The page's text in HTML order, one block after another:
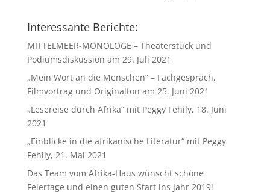
Interessante Berichte:
MITTELMEER-MONOLOGE – Theaterstück und
Podiumsdiskussion am 29. Juli 2021
„Mein Wort an die Menschen“ – Fachgespräch,
Filmvortrag und Originalton am 25. Juni 2021
„Lesereise durch Afrika“ mit Peggy Fehily, 18. Juni
2021
„Einblicke in die afrikanische Literatur“ mit Peggy
Fehily, 21. Mai 2021
Das Team vom Afrika-Haus wünscht schöne
Feiertage und einen guten Start ins Jahr 2019!